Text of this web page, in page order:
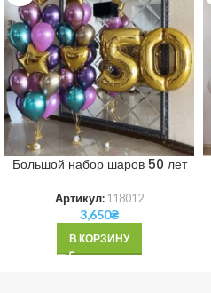
Большой набор шаров 50 лет
Артикул: 118012
3,650₴
В КОРЗИНУ